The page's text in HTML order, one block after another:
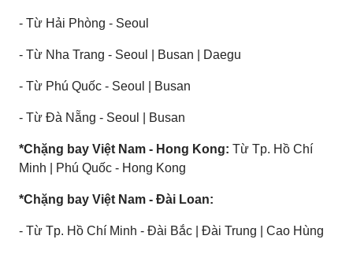
- Từ Hải Phòng - Seoul
- Từ Nha Trang - Seoul | Busan | Daegu
- Từ Phú Quốc - Seoul | Busan
- Từ Đà Nẵng - Seoul | Busan
*Chặng bay Việt Nam - Hong Kong: Từ Tp. Hồ Chí
Minh | Phú Quốc - Hong Kong
*Chặng bay Việt Nam - Đài Loan:
- Từ Tp. Hồ Chí Minh - Đài Bắc | Đài Trung | Cao Hùng